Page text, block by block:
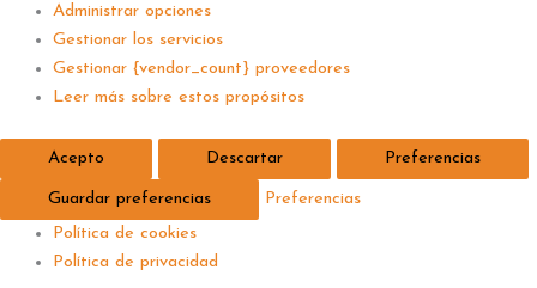
Administrar opciones
Gestionar los servicios
Gestionar {vendor_count} proveedores
Leer más sobre estos propósitos
Acepto Descartar Preferencias
Guardar preferencias
Preferencias
Política de cookies
Política de privacidad